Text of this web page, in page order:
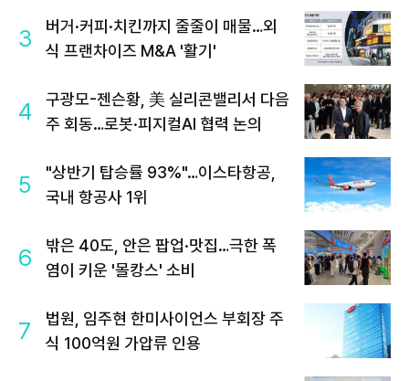
3
버거·커피·치킨까지 줄줄이 매물…외
식 프랜차이즈 M&A '활기'
4
구광모-젠슨황, 美 실리콘밸리서 다음
주 회동…로봇·피지컬AI 협력 논의
5
"상반기 탑승률 93%"…이스타항공,
국내 항공사 1위
6
밖은 40도, 안은 팝업·맛집…극한 폭
염이 키운 '몰캉스' 소비
7
법원, 임주현 한미사이언스 부회장 주
식 100억원 가압류 인용